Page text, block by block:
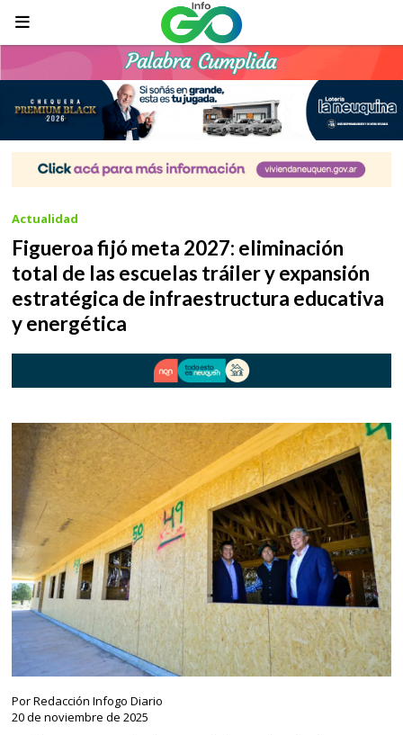
Figueroa fijó meta 2027: eliminación
total de las escuelas tráiler y expansión
estratégica de infraestructura educativa
y energética
Actualidad
Por Redacción Infogo Diario
20 de noviembre de 2025